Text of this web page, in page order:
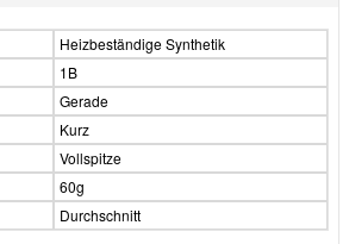
Heizbeständige Synthetik
1B
Gerade
Kurz
Vollspitze
60g
Durchschnitt